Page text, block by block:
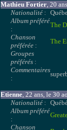
Mathieu Fortier, 20
Nationalité :
Album préféré
:
The
Chanson
préférée :
The
Groupes
préférés :
Commentaires
:
Etienne, 22 ans, le 30
Nationalité :
Album préféré
:
Chanson